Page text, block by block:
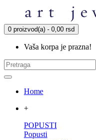
0 proizvod(a) - 0,00 rsd
Vaša korpa je prazna!
Home
+
POPUSTI
Popusti